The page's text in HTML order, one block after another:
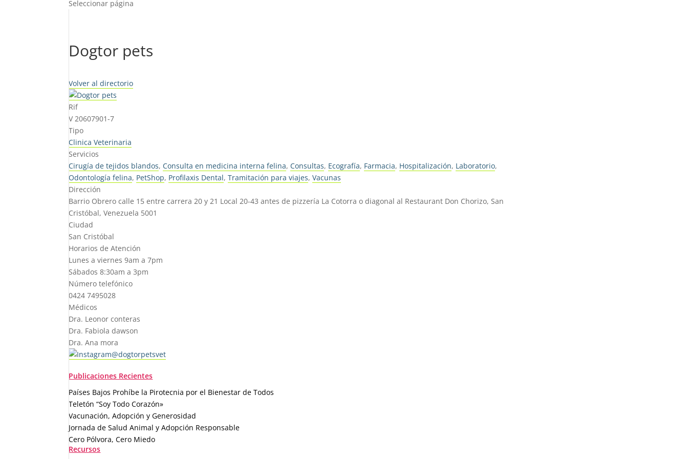
Seleccionar página
Dogtor pets
Volver al directorio
Rif
V 20607901-7
Tipo
Clinica Veterinaria
Servicios
Cirugía de tejidos blandos, Consulta en medicina interna felina, Consultas, Ecografía, Farmacia, Hospitalización, Laboratorio,
Odontología felina, PetShop, Profilaxis Dental,Tramitación para viajes,Vacunas
Dirección
Barrio Obrero calle 15 entre carrera 20 y 21 Local 20-43 antes de pizzería La Cotorra o diagonal al Restaurant Don Chorizo, San
Cristóbal, Venezuela 5001
Ciudad
San Cristóbal
Horarios de Atención
Lunes a viernes 9am a 7pm
Sábados 8:30am a 3pm
Número telefónico
0424 7495028
Médicos
Dra. Leonor conteras
Dra. Fabiola dawson
Dra. Ana mora
@dogtorpetsvet
Publicaciones Recientes
Países Bajos Prohíbe la Pirotecnia por el Bienestar de Todos
Teletón “Soy Todo Corazón»
Vacunación, Adopción y Generosidad
Jornada de Salud Animal y Adopción Responsable
Cero Pólvora, Cero Miedo
Recursos